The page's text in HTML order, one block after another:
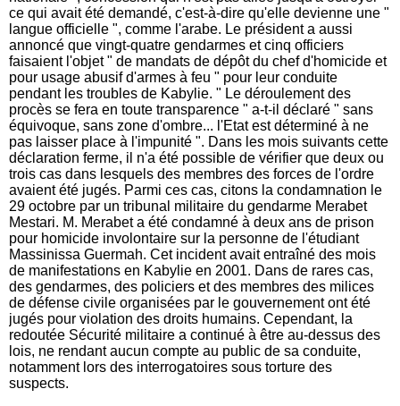
ce qui avait été demandé, c'est-à-dire qu'elle devienne une "
langue officielle ", comme l'arabe. Le président a aussi
annoncé que vingt-quatre gendarmes et cinq officiers
faisaient l'objet " de mandats de dépôt du chef d'homicide et
pour usage abusif d'armes à feu " pour leur conduite
pendant les troubles de Kabylie. " Le déroulement des
procès se fera en toute transparence " a-t-il déclaré " sans
équivoque, sans zone d'ombre... l'Etat est déterminé à ne
pas laisser place à l'impunité ". Dans les mois suivants cette
déclaration ferme, il n'a été possible de vérifier que deux ou
trois cas dans lesquels des membres des forces de l'ordre
avaient été jugés. Parmi ces cas, citons la condamnation le
29 octobre par un tribunal militaire du gendarme Merabet
Mestari. M. Merabet a été condamné à deux ans de prison
pour homicide involontaire sur la personne de l'étudiant
Massinissa Guermah. Cet incident avait entraîné des mois
de manifestations en Kabylie en 2001. Dans de rares cas,
des gendarmes, des policiers et des membres des milices
de défense civile organisées par le gouvernement ont été
jugés pour violation des droits humains. Cependant, la
redoutée Sécurité militaire a continué à être au-dessus des
lois, ne rendant aucun compte au public de sa conduite,
notamment lors des interrogatoires sous torture des
suspects.